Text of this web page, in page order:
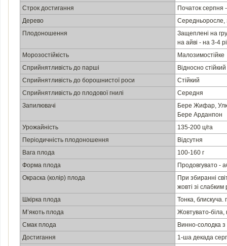
Строк достигання
Початок серпня
Дерево
Середньоросле,
Плодоношення
Защеплені на
на айві - на 3-4
Морозостійкість
Малозимостійке
Сприйнятливість до парші
Відносно стійкий
Сприйнятливість до борошнистої роси
Стійкий
Сприйнятливість до плодової гнилі
Середня
Запилювачі
Бере Жифар,
Бере Арданпон
Урожайність
135-200 ц/га
Періодичність плодоношення
Відсутня
Вага плода
100-160 г
Форма плода
Продовгувато -
Окраска (колір) плода
При збиранні
жовті зі
Шкірка плода
Тонка, блискуча.
М’якоть плода
Жовтувато-біла,
Смак плода
Винно-солодка
Достигання
1-ша декада